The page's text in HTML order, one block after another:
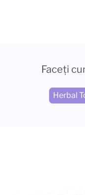
Faceți
Herbal